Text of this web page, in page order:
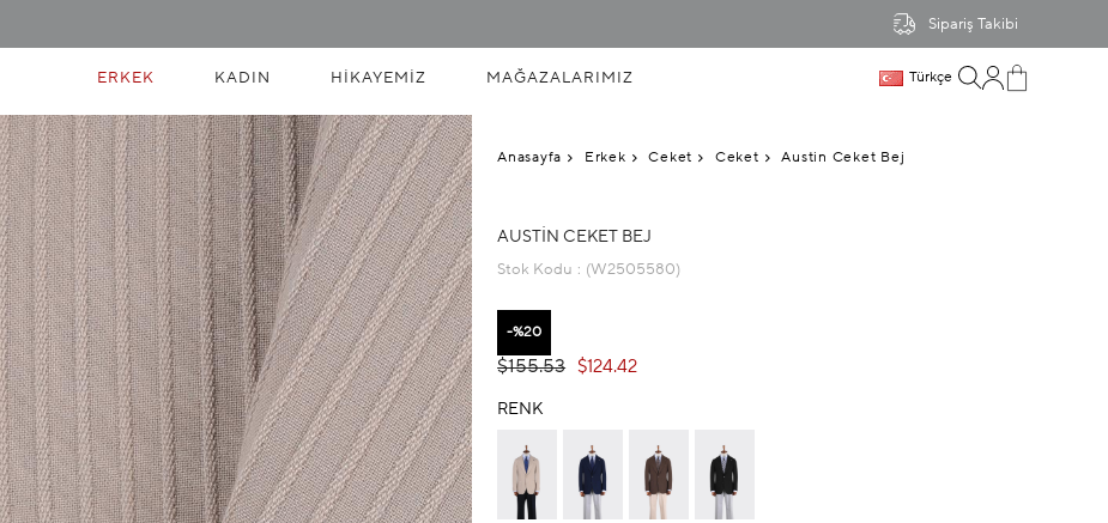
Sipariş Takibi
ERKEK KADIN HIKAYEMIZ MAĞAZALARIMIZ Türkçe
Anasayfa Erkek Ceket Ceket Austin Ceket Bej
AUSTIN CEKET BEJ
Stok Kodu (W2505580)
20
$155.53 $124.42
RENK